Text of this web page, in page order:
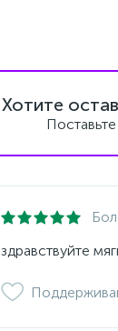
Хотите
здравствуйте